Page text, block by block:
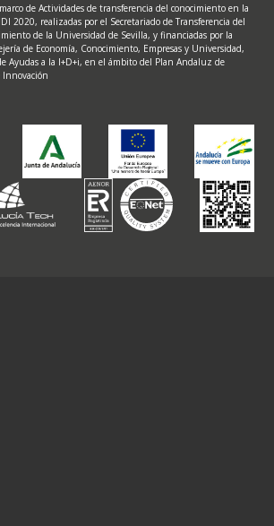
de Actividades de transferencia del conocimiento en la
2020, realizadas por el Secretariado de Transferencia del
de la Universidad de Sevilla, y financiadas por la
de Economía, Conocimiento, Empresas y Universidad,
Ayudas a la I+D+i, en el ámbito del Plan Andaluz de
Innovación